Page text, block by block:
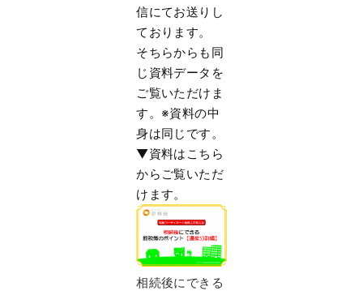
信にてお送りし
ております。
そちらからも同
じ資料データを
ご覧いただけま
す。※資料の中
身は同じです。
▼資料はこちら
からご覧いただ
けます。
相続後にできる